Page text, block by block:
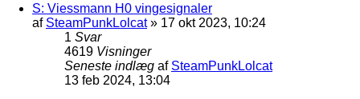
S: Viessmann H0 vingesignaler
af SteamPunkLolcat» 17 okt 2023, 10:24
1 Svar
4619 Visninger
Seneste indlæg af SteamPunkLolcat
13 feb 2024, 13:04